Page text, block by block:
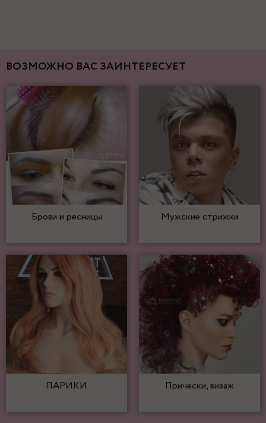
ВОЗМОЖНО ВАС ЗАИНТЕРЕСУЕТ
Брови и ресницы Мужские стрижки
ПАРИКИ Прически, визаж